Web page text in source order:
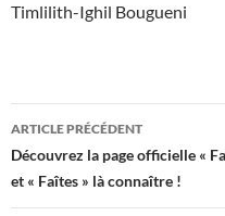
Timlilith-Ighil Bougueni
Navigation
des
articles
ARTICLE PRÉCÉDENT
Découvrez la page officielle «
et « Faîtes » là connaître !